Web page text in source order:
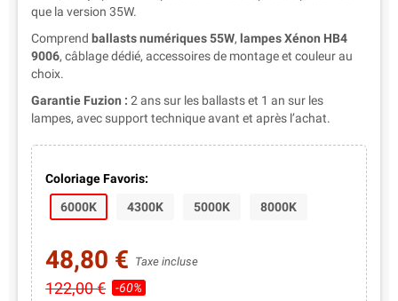
que la version 35W.
Comprend ballasts numériques 55W, lampes Xénon HB4
9006, câblage dédié, accessoires de montage et couleur au
choix.
Garantie Fuzion : 2 ans sur les ballasts et 1 an sur les
lampes, avec support technique avant et après l’achat.
Coloriage Favoris:
6000K
4300K 5000K 8000K
48,80 € Taxe incluse
122,00 € -60%